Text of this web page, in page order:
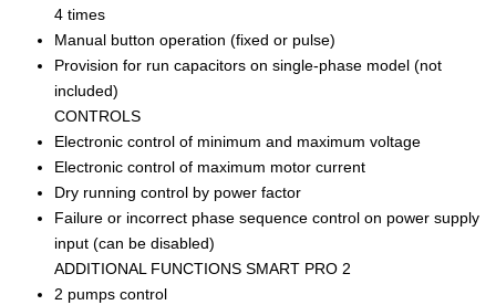
4 times
Manual button operation (fixed or pulse)
Provision for run capacitors on single-phase model (not
included)
CONTROLS
Electronic control of minimum and maximum voltage
Electronic control of maximum motor current
Dry running control by power factor
Failure or incorrect phase sequence control on power supply
input (can be disabled)
ADDITIONAL FUNCTIONS SMART PRO 2
2 pumps control